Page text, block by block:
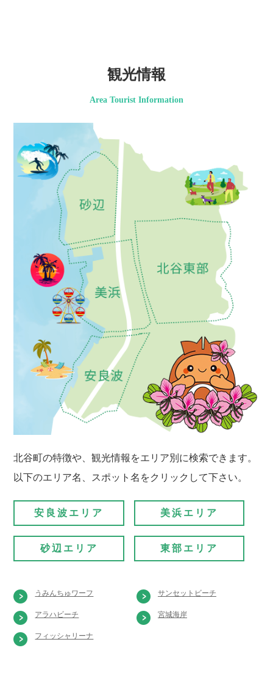
観光情報
Area Tourist Information
北谷町の特徴や、観光情報をエリア別に検索できます。
以下のエリア名、スポット名をクリックして下さい。
安良波エリア 美浜エリア
砂辺エリア 東部エリア
うみんちゅワーフ サンセットビーチ
アラハビーチ 宮城海岸
フィッシャリーナ